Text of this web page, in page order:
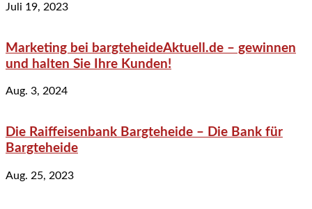
Juli 19, 2023
Marketing bei bargteheideAktuell.de – gewinnen
und halten Sie Ihre Kunden!
Aug. 3, 2024
Die Raiffeisenbank Bargteheide – Die Bank für
Bargteheide
Aug. 25, 2023